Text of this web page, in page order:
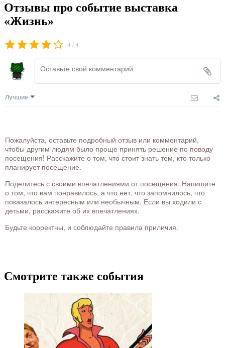
Отзывы про событие выставка
«Жизнь»
4 /4
Лучшие
Пожалуйста, оставьте подробный отзыв или комментарий,
чтобы другим людям было проще принять решение по поводу
посещения! Расскажите о том, что стоит знать тем, кто только
планирует посещение.
Поделитесь с своими впечатлениями от посещения. Напишите
о том, что вам понравилось, а что нет, что запомнилось, что
показалось интересным или необычным. Если вы ходили с
детьми, расскажите об их впечатлениях.
Будьте корректны, и соблюдайте правила приличия.
Смотрите также события